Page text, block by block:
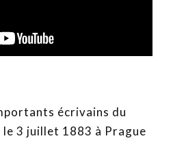
écrivains du
le 3 juillet 1883 à Prague